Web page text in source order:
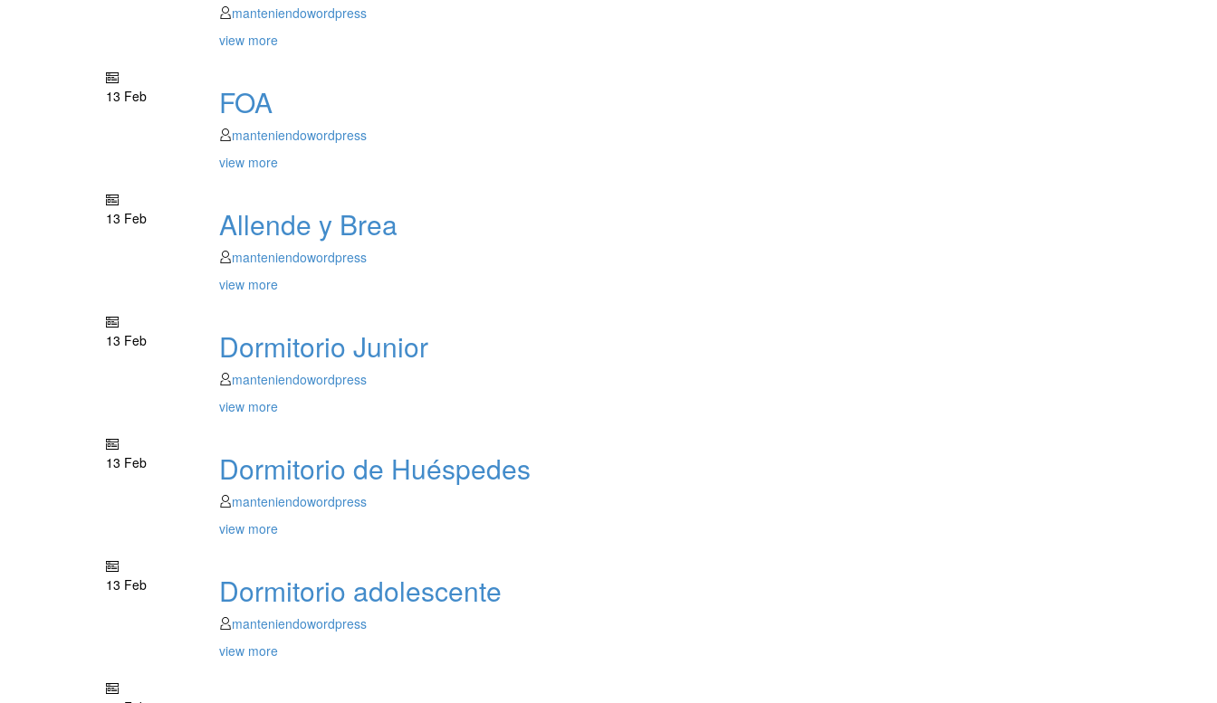
manteniendowordpress
view more
13 Feb FOA
manteniendowordpress
view more
13 Feb Allende y Brea
manteniendowordpress
view more
13 Feb Dormitorio Junior
manteniendowordpress
view more
13 Feb Dormitorio de Huéspedes
manteniendowordpress
view more
13 Feb Dormitorio adolescente
manteniendowordpress
view more